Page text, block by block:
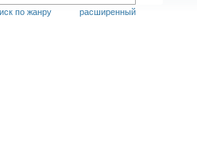
расширенный
по жанру